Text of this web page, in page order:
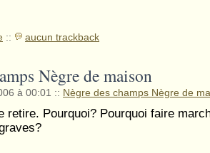
:: aucun trackback
Nègre de maison
à 00:01 :: Nègre des champs Nègre de
retire. Pourquoi? Pourquoi faire